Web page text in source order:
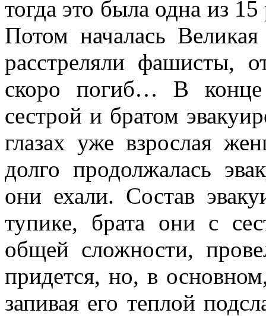
тогда это была одна из
Потом началась
расстреляли фашисты,
скоро погиб… В
сестрой и братом
глазах уже взрослая
долго продолжалась
они ехали. Состав
тупике, брата они с
общей сложности,
придется, но, в
запивая его теплой